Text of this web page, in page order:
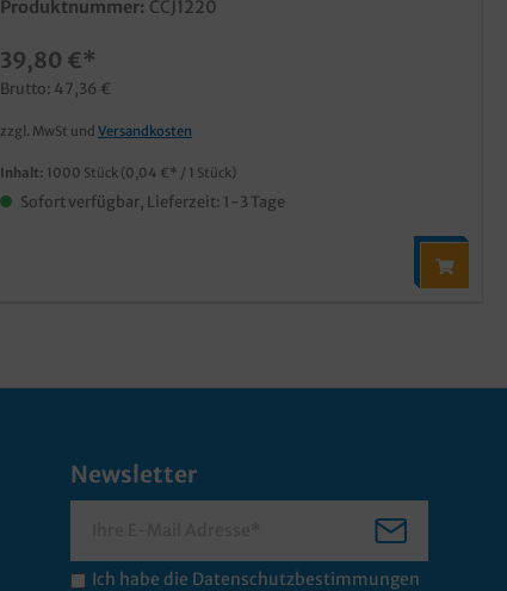
Produktnummer: CCJ1220
39,80 €*
Brutto: 47,36 €
zzgl. MwSt und Versandkosten
Inhalt: 1000 Stück (0,04 €* / 1 Stück)
Sofort verfügbar, Lieferzeit: 1-3 Tage
Newsletter
Ich habe die Datenschutzbestimmungen